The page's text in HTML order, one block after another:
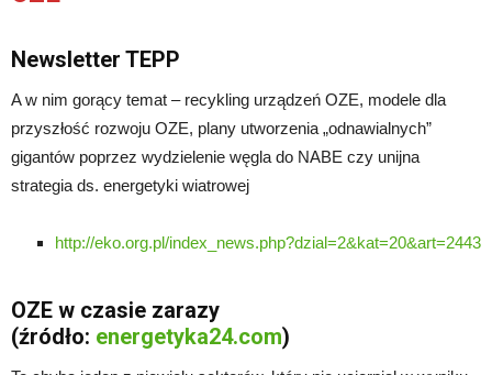
Newsletter TEPP
A w nim gorący temat – recykling urządzeń OZE, modele dla
przyszłość rozwoju OZE, plany utworzenia „odnawialnych”
gigantów poprzez wydzielenie węgla do NABE czy unijna
strategia ds. energetyki wiatrowej
http://eko.org.pl/index_news.php?dzial=2&kat=20&art=2443
OZE w czasie zarazy
(źródło: energetyka24.com)